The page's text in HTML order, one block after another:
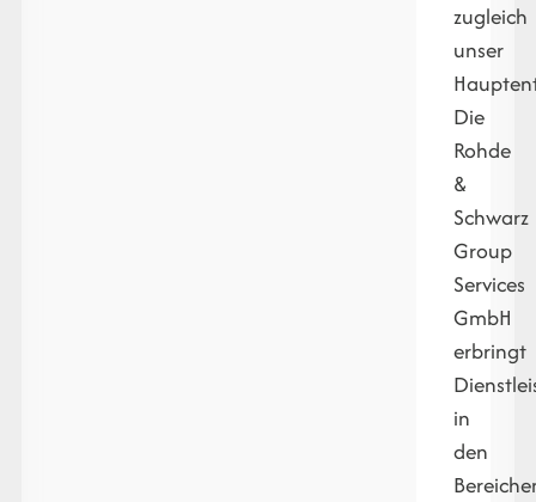
zugleich
unser
Die
Rohde
&
Schwarz
Group
Services
GmbH
erbringt
in
den